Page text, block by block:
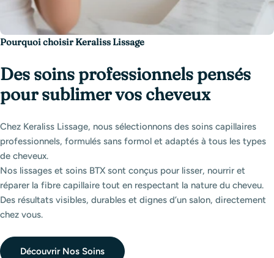
Pourquoi choisir Keraliss Lissage
Des soins professionnels pensés
pour sublimer vos cheveux
Chez Keraliss Lissage, nous sélectionnons des soins capillaires
professionnels, formulés sans formol et adaptés à tous les types
de cheveux.
Nos lissages et soins BTX sont conçus pour lisser, nourrir et
réparer la fibre capillaire tout en respectant la nature du cheveu.
Des résultats visibles, durables et dignes d’un salon, directement
chez vous.
Découvrir Nos Soins